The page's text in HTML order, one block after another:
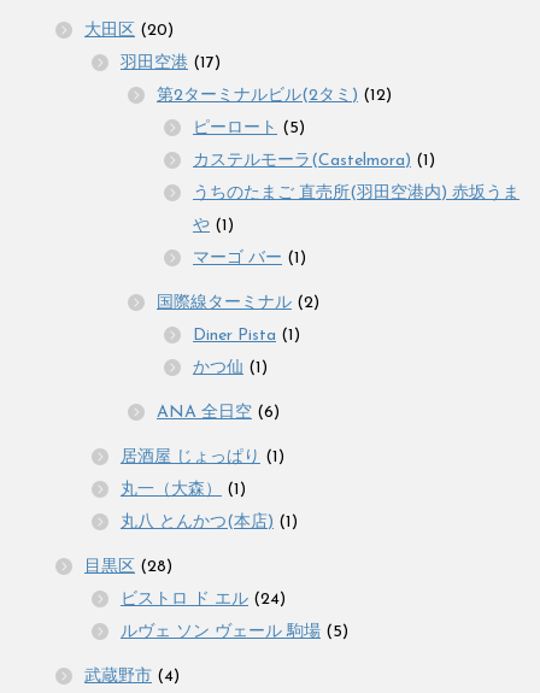
大田区 (20)
羽田空港 (17)
第2ターミナルビル(2タミ) (12)
ピーロート (5)
カステルモーラ(Castelmora) (1)
うちのたまご 直売所(羽田空港内) 赤坂うま
や (1)
マーゴ バー (1)
国際線ターミナル (2)
Diner Pista (1)
かつ仙 (1)
ANA 全日空 (6)
居酒屋 じょっぱり (1)
丸一（大森）
(1)
丸八 とんかつ(本店) (1)
目黒区 (28)
ビストロ ド エル (24)
ルヴェ ソン ヴェール 駒場 (5)
武蔵野市 (4)